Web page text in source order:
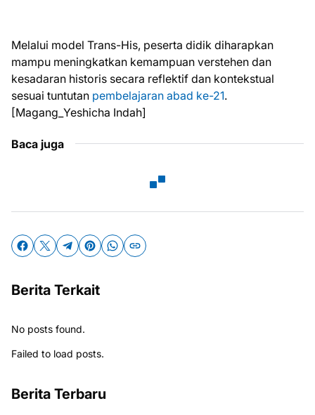
Melalui model Trans-His, peserta didik diharapkan
mampu meningkatkan kemampuan verstehen dan
kesadaran historis secara reflektif dan kontekstual
sesuai tuntutan pembelajaran abad ke-21.
[Magang_Yeshicha Indah]
Baca juga
Berita Terkait
No posts found.
Failed to load posts.
Berita Terbaru